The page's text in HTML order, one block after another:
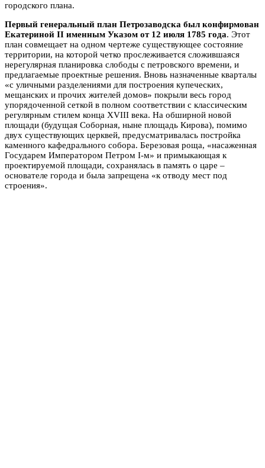
городского плана.
Первый генеральный план Петрозаводска был конфирмован
Екатериной II именным Указом от 12 июля 1785 года. Этот
план совмещает на одном чертеже существующее состояние
территории, на которой четко прослеживается сложившаяся
нерегулярная планировка слободы с петровского времени, и
предлагаемые проектные решения. Вновь назначенные кварталы
«с уличными разделениями для построения купеческих,
мещанских и прочих жителей домов» покрыли весь город
упорядоченной сеткой в полном соответствии с классическим
регулярным стилем конца XVIII века. На обширной новой
площади (будущая Соборная, ныне площадь Кирова), помимо
двух существующих церквей, предусматривалась постройка
каменного кафедрального собора. Березовая роща, «насаженная
Государем Императором Петром I-м» и примыкающая к
проектируемой площади, сохранялась в память о царе –
основателе города и была запрещена «к отводу мест под
строения».